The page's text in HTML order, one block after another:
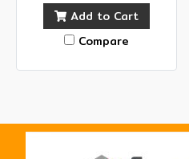
Add to Cart
Compare